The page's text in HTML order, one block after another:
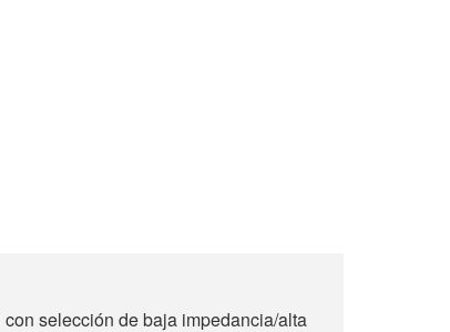
selección de baja impedancia/alta